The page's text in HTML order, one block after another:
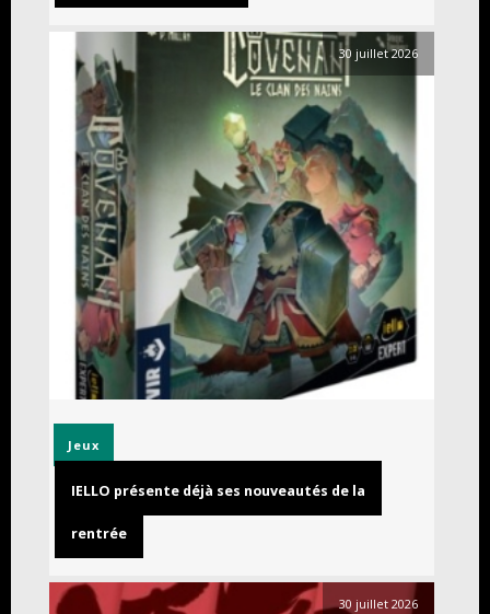
30 juillet 2026
Jeux
IELLO présente déjà ses nouveautés de la
rentrée
30 juillet 2026